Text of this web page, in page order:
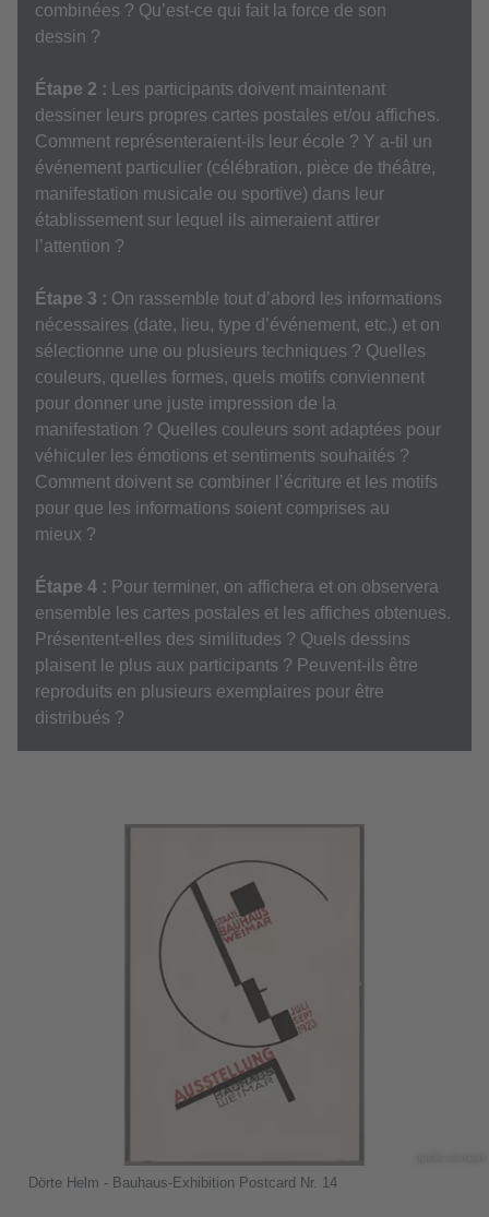
combinées ? Qu’est-ce qui fait la force de son
dessin ?
Étape 2 :
Les participants doivent maintenant
dessiner leurs propres cartes postales et/ou affiches.
Comment représenteraient-ils leur école ? Y a-til un
événement particulier (célébration, pièce de théâtre,
manifestation musicale ou sportive) dans leur
établissement sur lequel ils aimeraient attirer
l’attention ?
Étape 3 : On rassemble tout d’abord les informations
nécessaires (date, lieu, type d’événement, etc.) et on
sélectionne une ou plusieurs techniques ? Quelles
couleurs, quelles formes, quels motifs conviennent
pour donner une juste impression de la
manifestation ? Quelles couleurs sont adaptées pour
véhiculer les émotions et sentiments souhaités ?
Comment doivent se combiner l’écriture et les motifs
pour que les informations soient comprises au
mieux ?
Étape 4 : Pour terminer, on affichera et on observera
ensemble les cartes postales et les affiches obtenues.
Présentent-elles des similitudes ? Quels dessins
plaisent le plus aux participants ? Peuvent-ils être
reproduits en plusieurs exemplaires pour être
distribués ?
Dörte Helm - Bauhaus-Exhibition Postcard Nr. 14